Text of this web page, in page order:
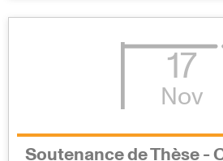
17
Nov
Soutenance de Thèse -